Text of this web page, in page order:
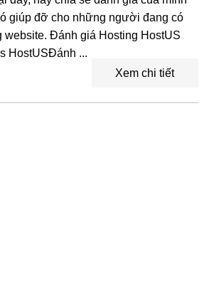
giúp đỡ cho những người đang có
website. Đánh giá Hosting HostUS
HostUSĐánh ...
Xem chi tiết